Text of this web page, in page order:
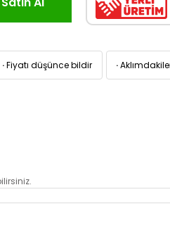
·Fiyatı düşünce bildir ·